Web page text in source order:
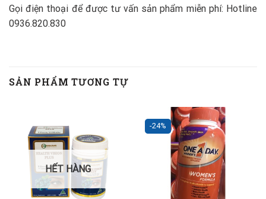
Gọi điện thoại để được tư vấn sản phẩm miễn phí: Hotline
0936.820.830
SẢN PHẨM TƯƠNG TỰ
HẾT HÀNG
-24%